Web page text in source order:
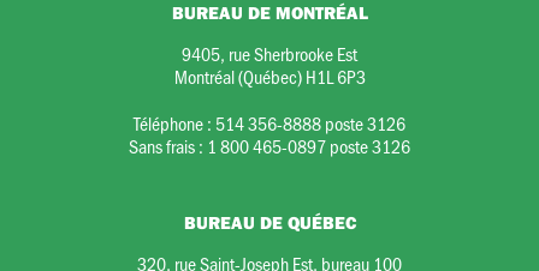
BUREAU DE MONTRÉAL
9405, rue Sherbrooke Est
Montréal (Québec) H1L 6P3
Téléphone : 514 356-8888 poste 3126
Sans frais : 1 800 465-0897 poste 3126
BUREAU DE QUÉBEC
320, rue Saint-Joseph Est, bureau 100